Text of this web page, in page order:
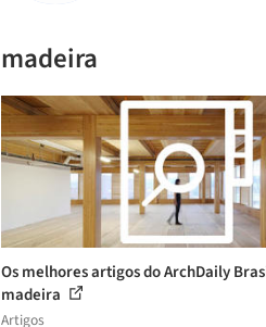
madeira
Os melhores artigos do ArchDaily
madeira
Artigos